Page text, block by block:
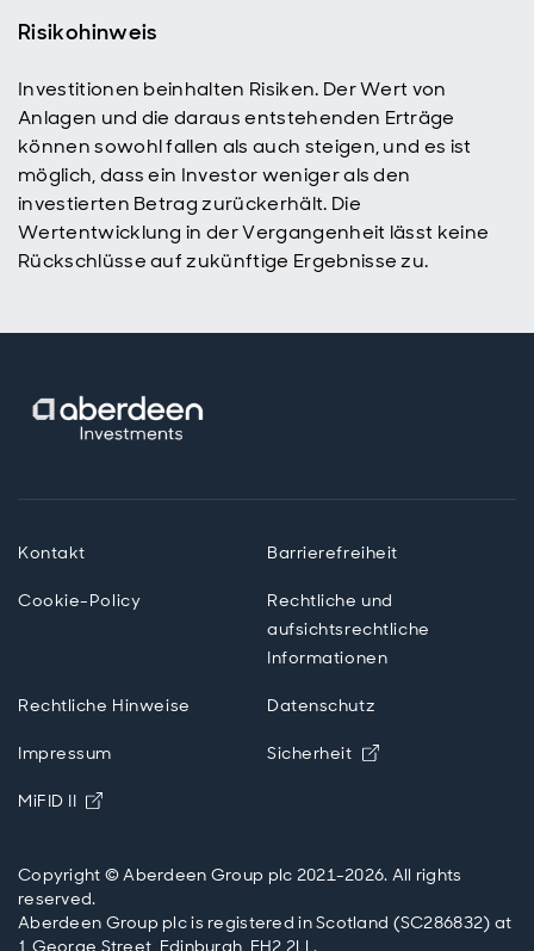
Risikohinweis
Investitionen beinhalten Risiken. Der Wert von
Anlagen und die daraus entstehenden Erträge
können sowohl fallen als auch steigen, und es ist
möglich, dass ein Investor weniger als den
investierten Betrag zurückerhält. Die
Wertentwicklung in der Vergangenheit lässt keine
Rückschlüsse auf zukünftige Ergebnisse zu.
Kontakt Barrierefreiheit
Cookie-Policy
Rechtliche und
aufsichtsrechtliche
Informationen
Rechtliche Hinweise Datenschutz
Impressum Sicherheit Opens in new
MiFID II Opens in new window
Copyright © Aberdeen Group plc 2021-2026. All rights
reserved.
Aberdeen Group plc is registered in Scotland (SC286832) at
1 George Street, Edinburgh, EH2 2LL.